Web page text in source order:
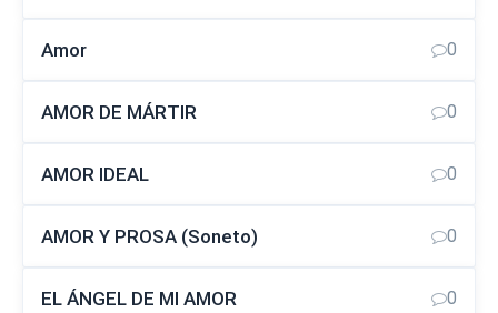
Amor 0
AMOR DE MÁRTIR 0
AMOR IDEAL 0
AMOR Y PROSA (Soneto) 0
EL ÁNGEL DE MI AMOR 0